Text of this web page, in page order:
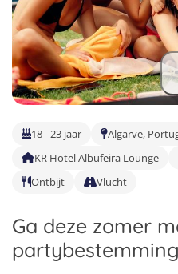
Malta
Nederland
Buitenland
Surfkampen Buitenland
Surfkampen 18+
Taalvakanties Duits
Taalvakanties Italiaans
18 - 23 jaar
Algarve,
KR Hotel Albufeira Lounge
Ontbijt
Vlucht
Ga deze zomer